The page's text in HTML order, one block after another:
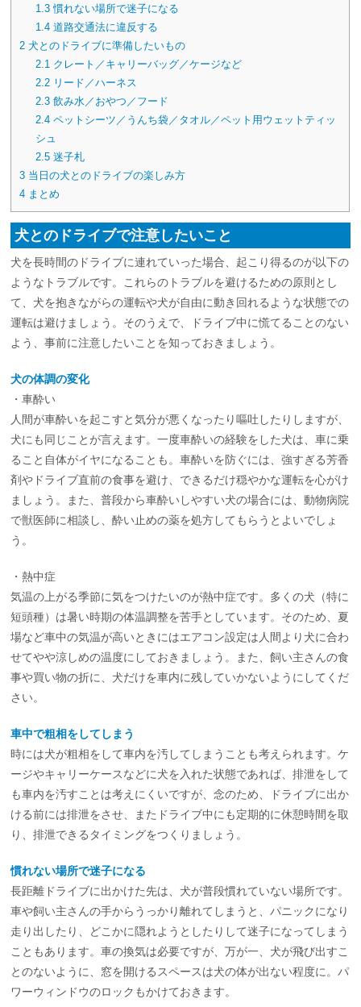
1.3 慣れない場所で迷子になる
1.4 道路交通法に違反する
2 犬とのドライブに準備したいもの
2.1 クレート／キャリーバッグ／ケージなど
2.2 リード／ハーネス
2.3 飲み水／おやつ／フード
2.4 ペットシーツ／うんち袋／タオル／ペット用ウェットティッ
シュ
2.5 迷子札
3 当日の犬とのドライブの楽しみ方
4 まとめ
犬とのドライブで注意したいこと
犬を長時間のドライブに連れていった場合、起こり得るのが以下の
ようなトラブルです。これらのトラブルを避けるための原則とし
て、犬を抱きながらの運転や犬が自由に動き回れるような状態での
運転は避けましょう。そのうえで、ドライブ中に慌てることのない
よう、事前に注意したいことを知っておきましょう。
犬の体調の変化
・車酔い
人間が車酔いを起こすと気分が悪くなったり嘔吐したりしますが、
犬にも同じことが言えます。一度車酔いの経験をした犬は、車に乗
ること自体がイヤになることも。車酔いを防ぐには、強すぎる芳香
剤やドライブ直前の食事を避け、できるだけ穏やかな運転を心がけ
ましょう。また、普段から車酔いしやすい犬の場合には、動物病院
で獣医師に相談し、酔い止めの薬を処方してもらうとよいでしょ
う。
・熱中症
気温の上がる季節に気をつけたいのが熱中症です。多くの犬（特に
短頭種）は暑い時期の体温調整を苦手としています。そのため、夏
場など車中の気温が高いときにはエアコン設定は人間より犬に合わ
せてやや涼しめの温度にしておきましょう。また、飼い主さんの食
事や買い物の折に、犬だけを車内に残していかないようにしてくだ
さい。
車中で粗相をしてしまう
時には犬が粗相をして車内を汚してしまうことも考えられます。ケ
ージやキャリーケースなどに犬を入れた状態であれば、排泄をして
も車内を汚すことは考えにくいですが、念のため、ドライブに出か
ける前には排泄をさせ、またドライブ中にも定期的に休憩時間を取
り、排泄できるタイミングをつくりましょう。
慣れない場所で迷子になる
長距離ドライブに出かけた先は、犬が普段慣れていない場所です。
車や飼い主さんの手からうっかり離れてしまうと、パニックになり
走り出したり、どこかに隠れようとしたりして迷子になってしまう
こともあります。車の換気は必要ですが、万が一、犬が飛び出すこ
とのないように、窓を開けるスペースは犬の体が出ない程度に。パ
ワーウィンドウのロックもかけておきます。